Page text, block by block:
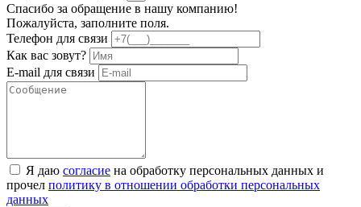
Спасибо за обращение в нашу компанию!
Пожалуйста, заполните поля.
Телефон для связи
Как вас зовут?
E-mail для связи
Я даю согласие на обработку персональных данных и
прочел политику в отношении обработки персональных
данных